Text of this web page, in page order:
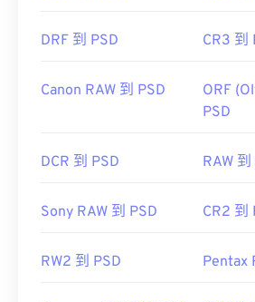
DRF 到 PSD CR3 到
Canon RAW 到 PSD
ORF
PSD
DCR 到 PSD RAW 到
Sony RAW 到 PSD CR2 到
RW2 到 PSD Pentax